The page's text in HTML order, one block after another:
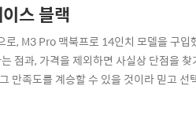
스 블랙
, M3 Pro 맥북프로 14인치 모델을 구
점과, 가격을 제외하면 사실상 단점을
만족도를 계승할 수 있을 것이라 믿고
면서 작업을 하기 위해 구입했습니다) 맥